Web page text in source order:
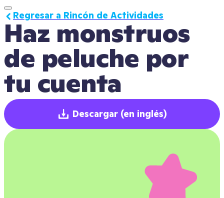
Haz monstruos
de peluche por
tu cuenta
Regresar a Rincón de Actividades
Descargar (en inglés)